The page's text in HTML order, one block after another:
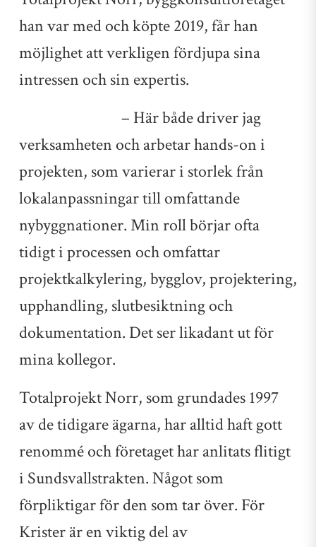
han var med och köpte 2019, får han
möjlighet att verkligen fördjupa sina
intressen och sin expertis.
– Här både driver jag
verksamheten och arbetar hands-on i
projekten, som varierar i storlek från
lokalanpassningar till omfattande
nybyggnationer. Min roll börjar ofta
tidigt i processen och omfattar
projektkalkylering, bygglov, projektering,
upphandling, slutbesiktning och
dokumentation. Det ser likadant ut för
mina kollegor.
Totalprojekt Norr, som grundades 1997
av de tidigare ägarna, har alltid haft gott
renommé och företaget har anlitats flitigt
i Sundsvallstrakten. Något som
förpliktigar för den som tar över. För
Krister är en viktig del av